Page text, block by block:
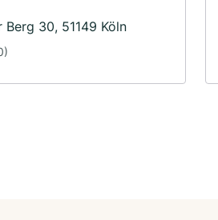
Berg 30, 51149 Köln